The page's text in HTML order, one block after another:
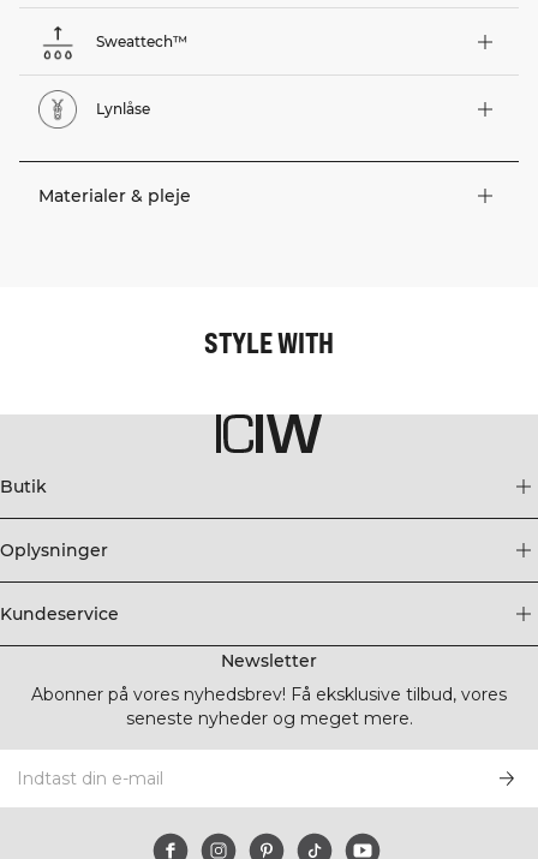
Sweattech™
Lynlåse
Materialer & pleje
STYLE WITH
Butik
Oplysninger
Kundeservice
Newsletter
Abonner på vores nyhedsbrev! Få eksklusive tilbud, vores
seneste nyheder og meget mere.